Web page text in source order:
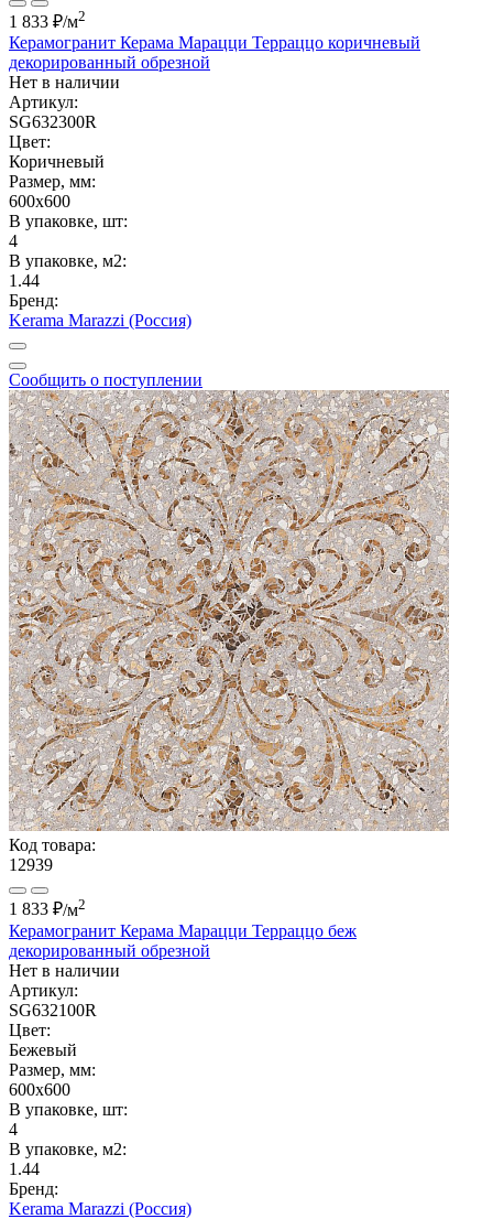
1 833 ₽/м2
Керамогранит Керама Марацци Терраццо коричневый
декорированный обрезной
Нет в наличии
Артикул:
SG632300R
Цвет:
Коричневый
Размер, мм:
600x600
В упаковке, шт:
4
В упаковке, м2:
1.44
Бренд:
Kerama Marazzi (Россия)
Сообщить о поступлении
Код товара:
12939
1 833 ₽/м2
Керамогранит Керама Марацци Терраццо беж
декорированный обрезной
Нет в наличии
Артикул:
SG632100R
Цвет:
Бежевый
Размер, мм:
600x600
В упаковке, шт:
4
В упаковке, м2:
1.44
Бренд:
Kerama Marazzi (Россия)